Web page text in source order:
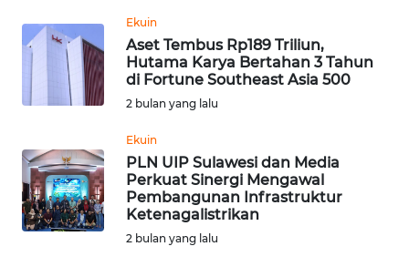
Ekuin
Aset Tembus Rp189 Triliun,
Hutama Karya Bertahan 3 Tahun
di Fortune Southeast Asia 500
2 bulan yang lalu
Ekuin
PLN UIP Sulawesi dan Media
Perkuat Sinergi Mengawal
Pembangunan Infrastruktur
Ketenagalistrikan
2 bulan yang lalu
WN
SUMUT
JAKARTA
WN
JABAR
WN